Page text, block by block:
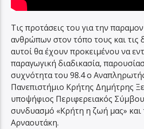
Τις προτάσεις του για την
ανθρώπων στον τόπο τους και τις
αυτοί θα έχουν προκειμένου να
παραγωγική διαδικασία,
συχνότητα του 98.4 ο
Πανεπιστήμιο Κρήτης Δημήτρης
υποψήφιος Περιφερειακός
συνδυασμό «Κρήτη η ζωή μας» και
Αρναουτάκη.